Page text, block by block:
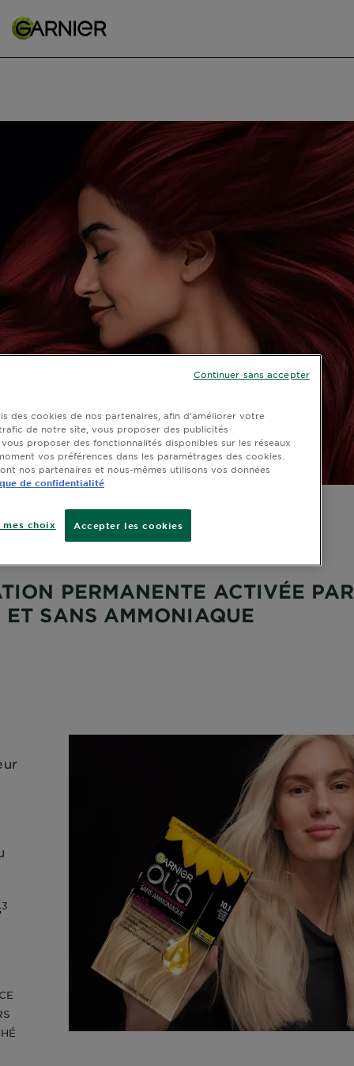
PERMANENTE ACTIVÉE PAR
SANS AMMONIAQUE
3
des cookies de nos partenaires, afin d’améliorer votre
de notre site, vous proposer des publicités
proposer des fonctionnalités disponibles sur les réseaux
vos préférences dans les paramétrages des cookies.
nos partenaires et nous-mêmes utilisons vos données
de confidentialité
Accepter les cookies
mes choix
Continuer sans accepter